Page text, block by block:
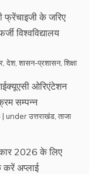
फ्रेंचाइजी के जरिए
विश्वविद्यालय
देश, शासन-प्रशासन, शिक्षा
ओरिएंटेशन
सम्पन्न
| underउत्तराखंड ताजा
2026 के लिए
अप्लाई